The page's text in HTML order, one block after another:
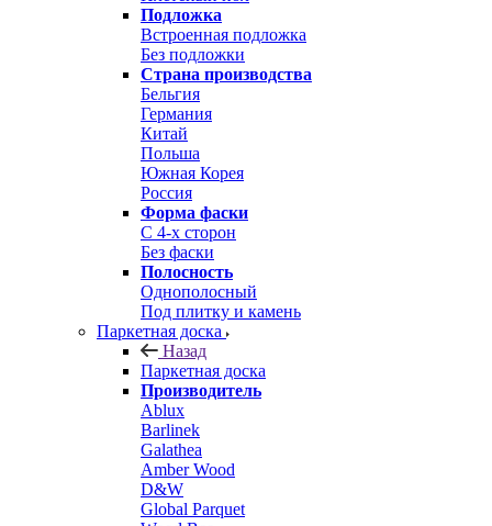
Подложка
Встроенная подложка
Без подложки
Страна производства
Бельгия
Германия
Китай
Польша
Южная Корея
Россия
Форма фаски
С 4-х сторон
Без фаски
Полосность
Однополосный
Под плитку и камень
Паркетная доска
Назад
Паркетная доска
Производитель
Ablux
Barlinek
Galathea
Amber Wood
D&W
Global Parquet